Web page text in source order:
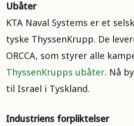
Ubåter
KTA Naval Systems er et
tyske ThyssenKrupp. De
ORCCA, som styrer alle
ThyssenKrupps ubåter. Nå
til Israel i Tyskland.
Industriens forpliktelser